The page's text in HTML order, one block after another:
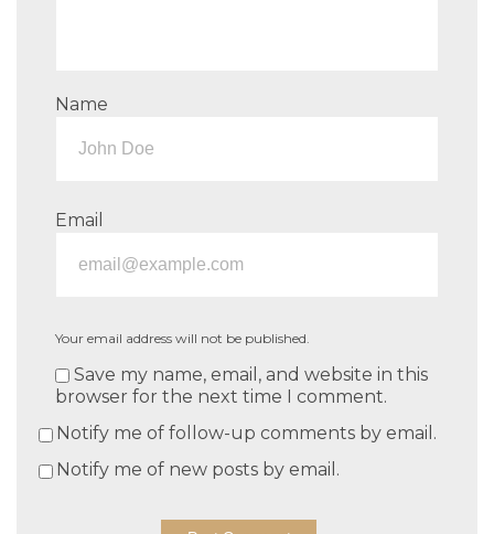
Name
Email
Your email address will not be published.
Save my name, email, and website in this
browser for the next time I comment.
Notify me of follow-up comments by email.
Notify me of new posts by email.